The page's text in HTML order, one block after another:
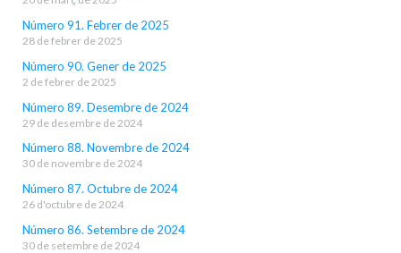
Número 91. Febrer de 2025
28 de febrer de 2025
Número 90. Gener de 2025
2 de febrer de 2025
Número 89. Desembre de 2024
29 de desembre de 2024
Número 88. Novembre de 2024
30 de novembre de 2024
Número 87. Octubre de 2024
26 d'octubre de 2024
Número 86. Setembre de 2024
30 de setembre de 2024